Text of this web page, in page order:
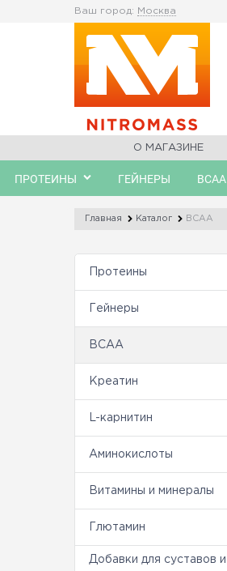
Ваш город: Москва
О МАГАЗИНЕ
ПРОТЕИНЫ ГЕЙНЕРЫ BCAA
Главная Каталог BCAA
Протеины
Гейнеры
BCAA
Креатин
L-карнитин
Аминокислоты
Витамины и минералы
Глютамин
Добавки для суставов и